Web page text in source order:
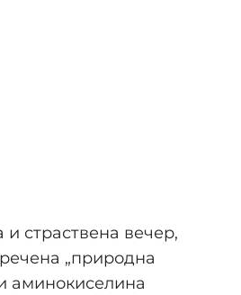
и страствена вечер,
„природна
аминокиселина